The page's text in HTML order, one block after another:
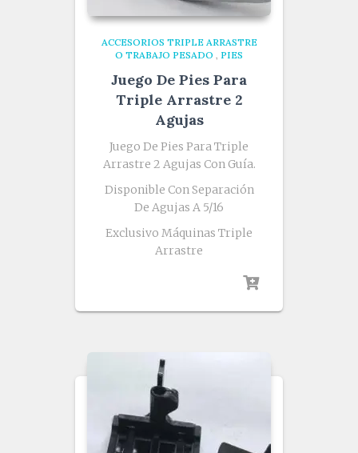
ACCESORIOS TRIPLE ARRASTRE
O TRABAJO PESADO , PIES
Juego De Pies Para
Triple Arrastre 2
Agujas
Juego De Pies Para Triple
Arrastre 2 Agujas Con Guía.
Disponible Con Separación
De Agujas A 5/16
Exclusivo Máquinas Triple
Arrastre